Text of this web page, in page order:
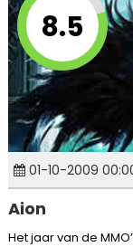
8.5
01-10-2009
Aion
Het jaar van de